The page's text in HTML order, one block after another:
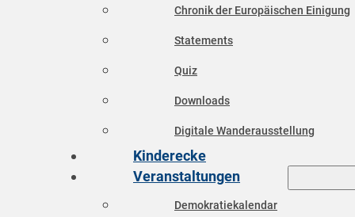
Chronik der Europäischen Einigung
Statements
Quiz
Downloads
Digitale Wanderausstellung
Kinderecke
Veranstaltungen
Demokratiekalendar